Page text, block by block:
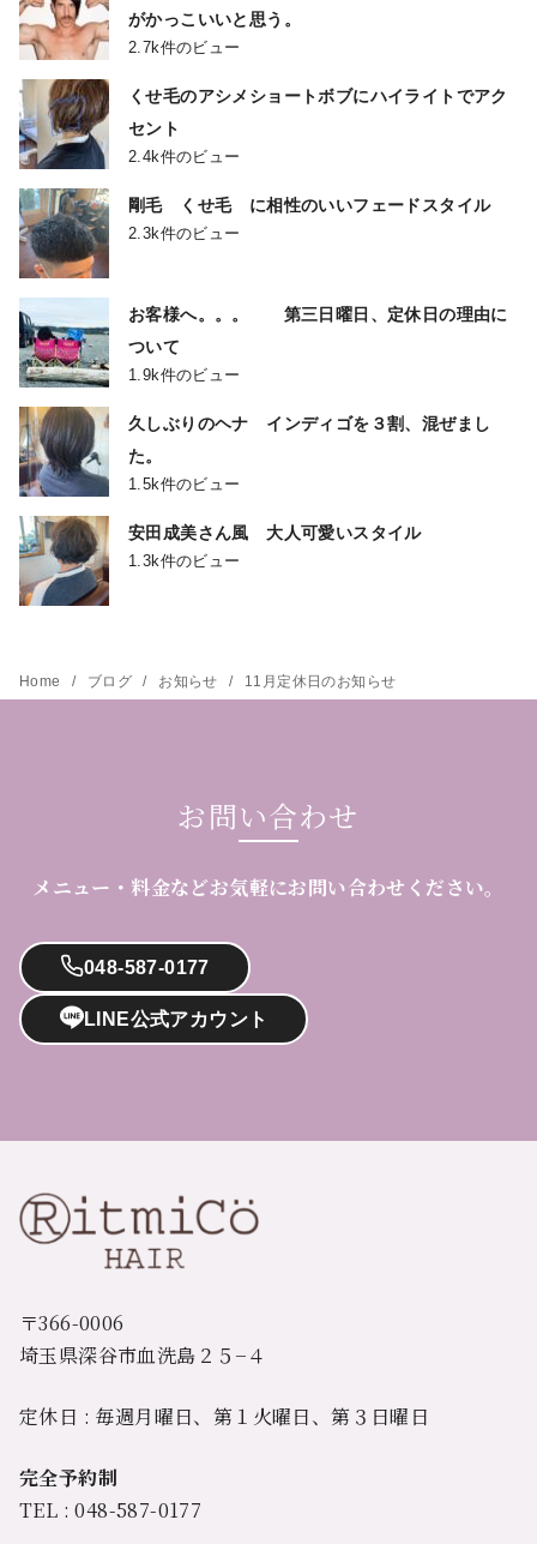
がかっこいいと思う。
2.7k件のビュー
くせ毛のアシメショートボブにハイライトでアク
セント
2.4k件のビュー
剛毛 くせ毛 に相性のいいフェードスタイル
2.3k件のビュー
お客様へ。。。 第三日曜日、定休日の理由に
ついて
1.9k件のビュー
久しぶりのヘナ インディゴを３割、混ぜまし
た。
1.5k件のビュー
安田成美さん風 大人可愛いスタイル
1.3k件のビュー
Home ブログ お知らせ 11月定休日のお知らせ
お問い合わせ
メニュー・料金などお気軽にお問い合わせください。
048-587-0177
LINE公式アカウント
〒366-0006
埼玉県深谷市血洗島２５−４
定休日 : 毎週月曜日、第１火曜日、第３日曜日
完全予約制
TEL : 048-587-0177